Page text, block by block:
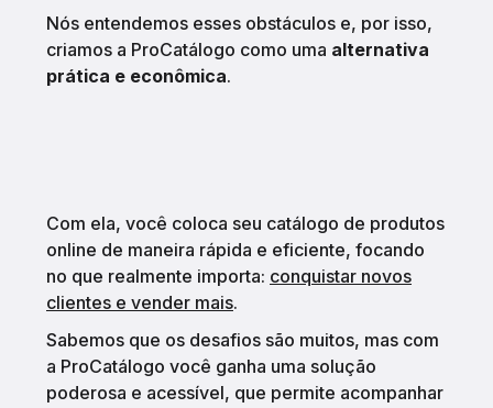
Nós entendemos esses obstáculos e, por isso,
criamos a ProCatálogo como uma alternativa
prática e econômica.
Com ela, você coloca seu catálogo de produtos
online de maneira rápida e eficiente, focando
no que realmente importa: conquistar novos
clientes e vender mais.
Sabemos que os desafios são muitos, mas com
a ProCatálogo você ganha uma solução
poderosa e acessível, que permite acompanhar